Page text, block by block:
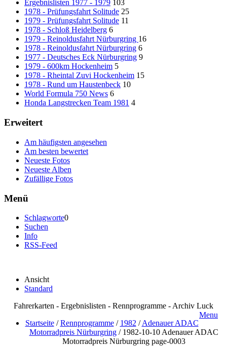
Ergebnislisten 1977 - 1979 103
1978 - Prüfungsfahrt Solitude 25
1979 - Prüfungsfahrt Solitude 11
1978 - Schloß Heidelberg 6
1979 - Reinoldusfahrt Nürburgring 16
1978 - Reinoldusfahrt Nürburgring 6
1977 - Deutsches Eck Nürburgring 9
1979 - 600km Hockenheim 5
1978 - Rheintal Zuvi Hockenheim 15
1978 - Rund um Haustenbeck 10
World Formula 750 News 6
Honda Langstrecken Team 1981 4
Erweitert
Am häufigsten angesehen
Am besten bewertet
Neueste Fotos
Neueste Alben
Zufällige Fotos
Menü
Schlagworte0
Suchen
Info
RSS-Feed
Ansicht
Standard
Fahrerkarten - Ergebnislisten - Rennprogramme - Archiv Luck
Menu
Startseite/Rennprogramme/ 1982 /Adenauer ADAC
Motorradpreis Nürburgring/ 1982-10-10 Adenauer ADAC
Motorradpreis Nürburgring page-0003